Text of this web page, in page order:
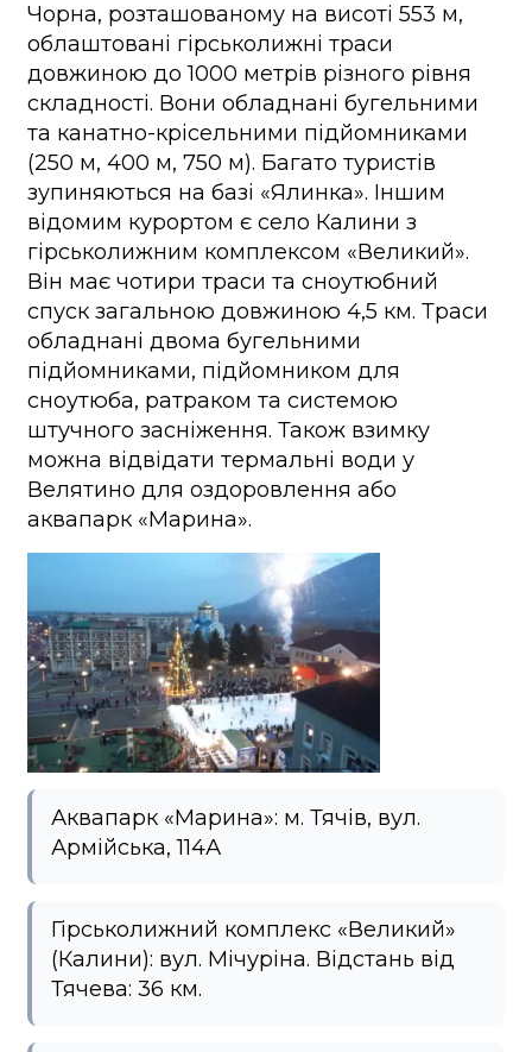
Чорна, розташованому на висоті 553 м,
облаштовані гірськолижні траси
довжиною до 1000 метрів різного рівня
складності. Вони обладнані бугельними
та канатно-крісельними підйомниками
(250 м, 400 м, 750 м). Багато туристів
зупиняються на базі «Ялинка». Іншим
відомим курортом є село Калини з
гірськолижним комплексом «Великий».
Він має чотири траси та сноутюбний
спуск загальною довжиною 4,5 км. Траси
обладнані двома бугельними
підйомниками, підйомником для
сноутюба, ратраком та системою
штучного засніження. Також взимку
можна відвідати термальні води у
Велятино для оздоровлення або
аквапарк «Марина».
Аквапарк «Марина»: м. Тячів, вул.
Армійська, 114А
Гірськолижний комплекс «Великий»
(Калини): вул. Мічуріна. Відстань від
Тячева: 36 км.